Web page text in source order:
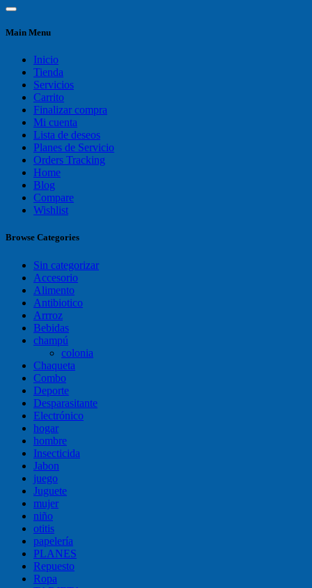
Main Menu
Inicio
Tienda
Servicios
Carrito
Finalizar compra
Mi cuenta
Lista de deseos
Planes de Servicio
Orders Tracking
Home
Blog
Compare
Wishlist
Browse Categories
Sin categorizar
Accesorio
Alimento
Antibiotico
Arrroz
Bebidas
champú
colonia
Chaqueta
Combo
Deporte
Desparasitante
Electrónico
hogar
hombre
Insecticida
Jabon
juego
Juguete
mujer
niño
otitis
papelería
PLANES
Repuesto
Ropa